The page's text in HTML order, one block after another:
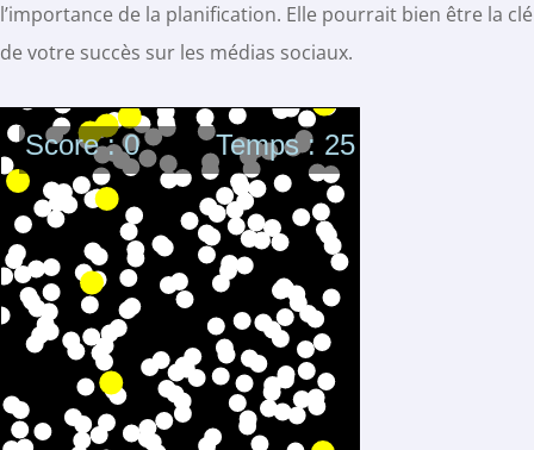
l’importance de la planification. Elle pourrait bien être la clé
de votre succès sur les médias sociaux.